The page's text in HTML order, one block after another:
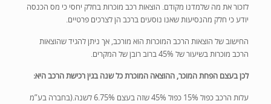
לזכור את מה שלמדנו מקודם. הוצאות רכב מוכרות בחלק יחסי כי מס הכנסה
יודע כי חלק מהנסיעות שאנו נוסעים ברכב הן לצרכים פרטיים.
החישוב של הוצאות הרכב המוכרות הוא מורכב, אך ניתן להגיד שהוצאות
הרכב מוכרות בשיעור של 45% ברוב רובן של המקרים.
לכן בעצם הפחת המוכר, ההוצאה המוכרת כל שנה בגין רכישת הרכב היא:
עלות הרכב כפול 15% כפול 45% שזה בעצם 6.75% לשנה.(בחברה בע”מ